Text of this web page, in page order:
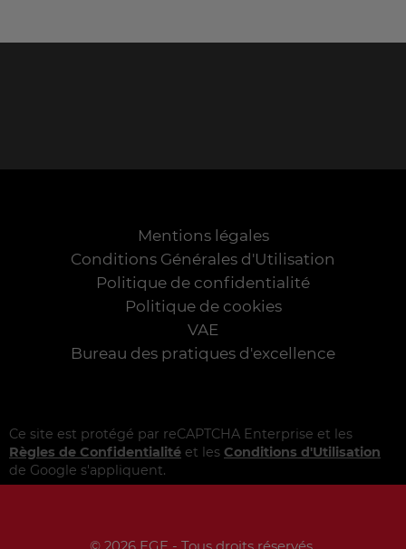
Mentions légales
Conditions Générales d'Utilisation
Politique de confidentialité
Politique de cookies
VAE
Bureau des pratiques d'excellence
Ce site est protégé par reCAPTCHA Enterprise et les
Règles de Confidentialité et les Conditions d'Utilisation
de Google s'appliquent.